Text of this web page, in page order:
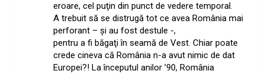
eroare, cel puţin din punct de vedere temporal.
A trebuit să se distrugă tot ce avea România mai
perforant – şi au fost destule -,
pentru a fi băgaţi în seamă de Vest. Chiar poate
crede cineva că România n-a avut nimic de dat
Europei?! La începutul anilor ’90, România